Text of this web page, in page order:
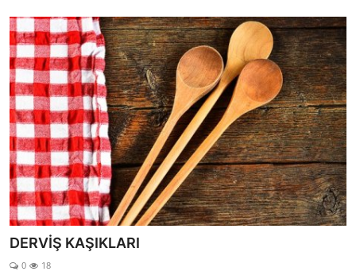
DİNİ MESAJLAR
KISSADAN HİSSE
DİNİ BİLGİLER
DERVİŞ KAŞIKLARI
0 18